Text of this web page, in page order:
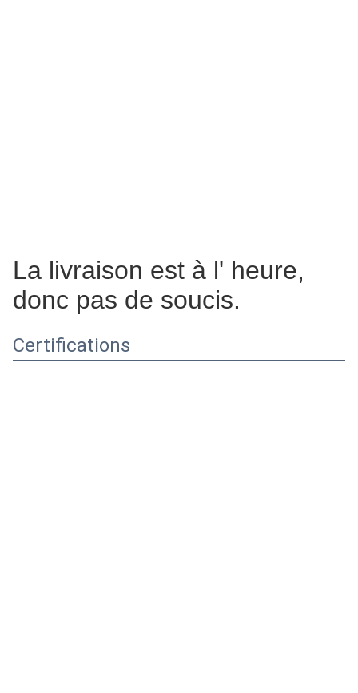
La livraison est à l' heure,
donc pas de soucis.
Certifications